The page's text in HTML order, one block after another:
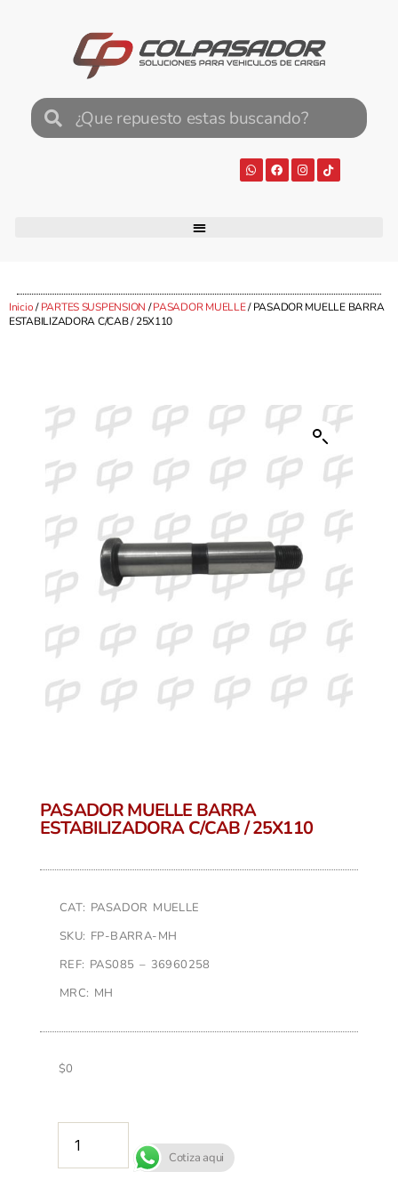
Inicio/PARTES SUSPENSION /PASADOR MUELLE/ PASADOR MUELLE BARRA
ESTABILIZADORA C/CAB / 25X110
PASADOR MUELLE BARRA
ESTABILIZADORA C/CAB / 25X110
CAT: PASADOR MUELLE
SKU: FP-BARRA-MH
REF: PAS085 – 36960258
MRC: MH
$0
Cotiza aqui